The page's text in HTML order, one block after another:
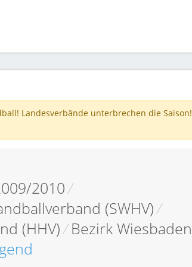
Landesverbände unterbrechen die Saison!
2010/
(SWHV)/
(HHV)/ Bezirk Wiesbaden